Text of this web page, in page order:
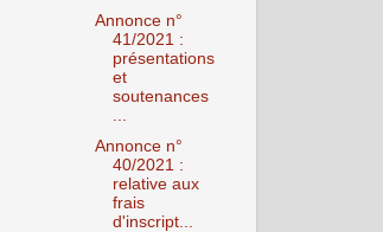
Annonce n°
41/2021 :
présentations
et
soutenances
Annonce n°
40/2021 :
relative aux
frais
d'inscript...